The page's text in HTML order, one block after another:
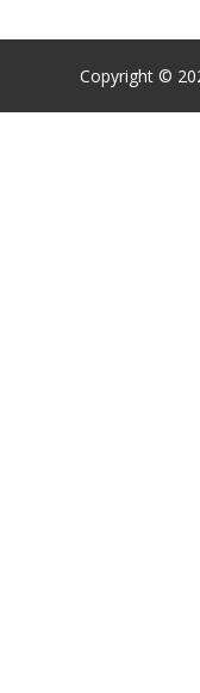
Copyright ©